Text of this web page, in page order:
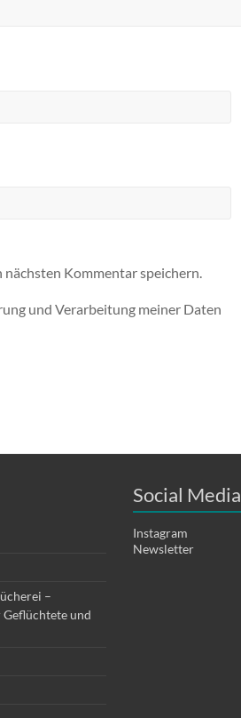
Kommentar speichern.
und Verarbeitung meiner Daten
–
und
Social Media
Instagram
Newsletter